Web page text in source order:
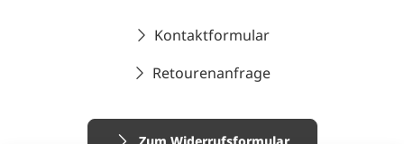
Kontaktformular
Retourenanfrage